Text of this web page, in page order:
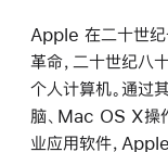
Apple 在二十世
革命，二十世纪
个人计算机。通过
脑、Mac OS X操
业应用软件，